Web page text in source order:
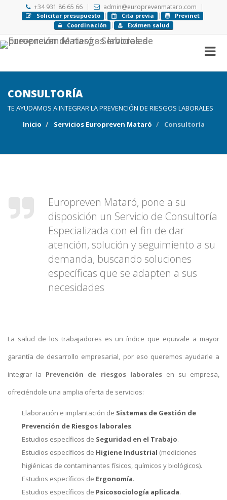
+34 931 86 65 66 admin@europrevenmataro.com
Solicitar presupuesto Cita previa
Previnet
Coordinación
Exámen salud
CONSULTORÍA
TE AYUDAMOS A INTEGRAR LA PREVENCIÓN DE RIESGOS LABORALES
Inicio
Servicios Europreven Mataró Consultoría
Europreven Mataró, pone a su
disposición un Servicio de Consultoría
Especializada con el fin de dar
atención, solución y seguimiento a su
demanda, buscando soluciones
específicas que se adapten a sus
necesidades
La salud de los trabajadores es un índice que equivale a mayor
garantía de desarrollo empresarial, por eso queremos ayudarle a
integrar la Prevención de riesgos laboralesen su empresa,
ofreciéndole una amplia oferta de servicios:
Elaboración e implantación de Sistemas de Gestión de
Prevención de Riesgos laborales.
Estudios específicos de Seguridad en el Trabajo.
Estudios específicos de Higiene Industrial (mediciones
higiénicas de contaminantes físicos, químicos y biológicos).
Estudios específicos de Ergonomía.
Estudios específicos de Psicosociología aplicada.